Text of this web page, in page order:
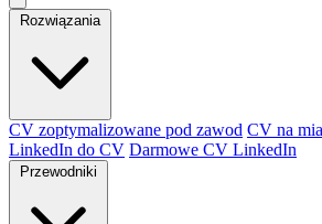
Rozwiązania
CV zoptymalizowane pod zawod CV na
LinkedIn do CV Darmowe CV LinkedIn